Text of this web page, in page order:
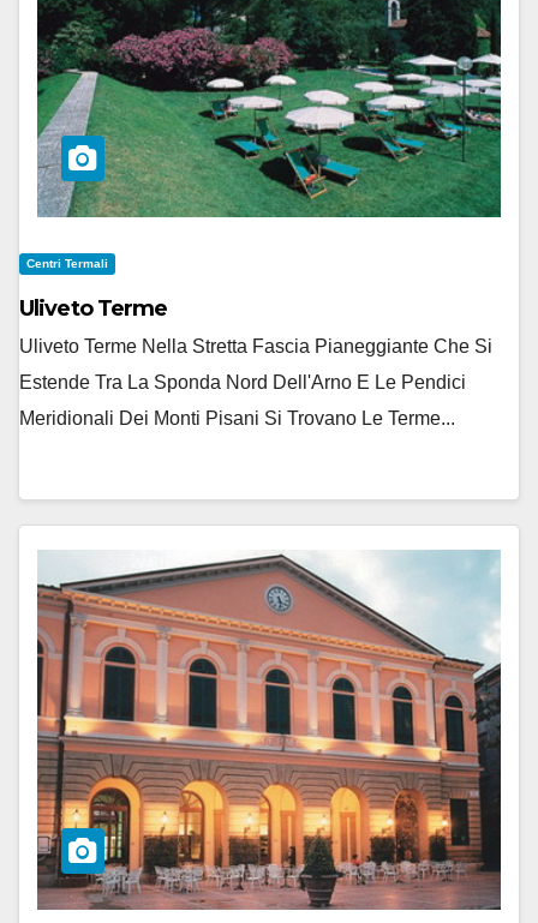
Centri Termali
Uliveto Terme
Uliveto Terme Nella Stretta Fascia Pianeggiante Che Si
Estende Tra La Sponda Nord Dell'Arno E Le Pendici
Meridionali Dei Monti Pisani Si Trovano Le Terme...